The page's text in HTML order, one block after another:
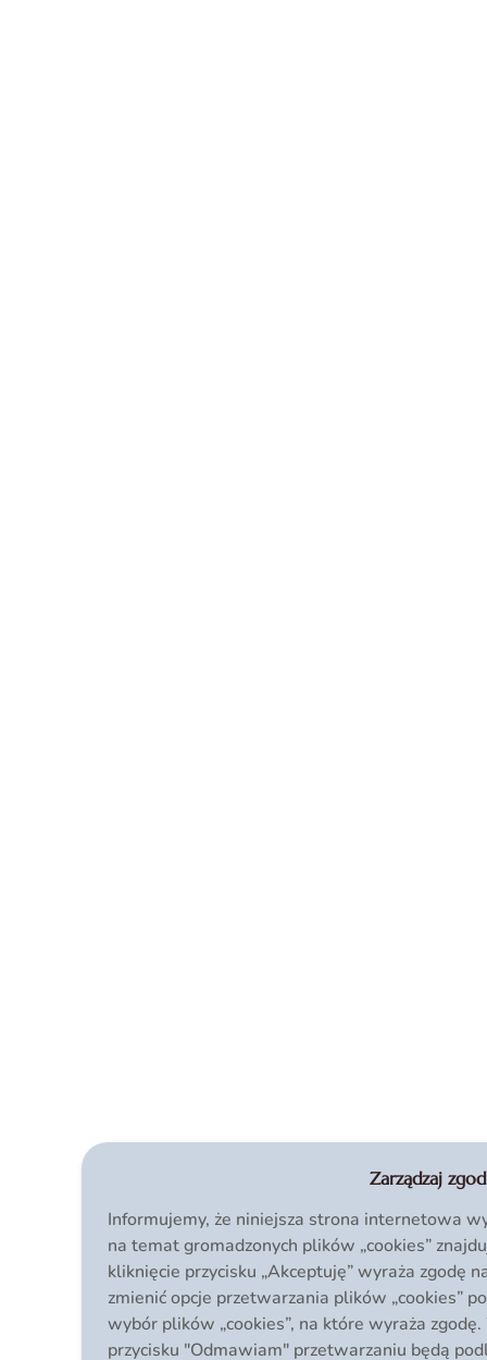
Zarządzaj
Informujemy, że niniejsza strona internetowa
na temat gromadzonych plików „cookies”
kliknięcie przycisku „Akceptuję” wyraża zgodę
zmienić opcje przetwarzania plików „cookies”
wybór plików „cookies”, na które wyraża
przycisku "Odmawiam" przetwarzaniu będą